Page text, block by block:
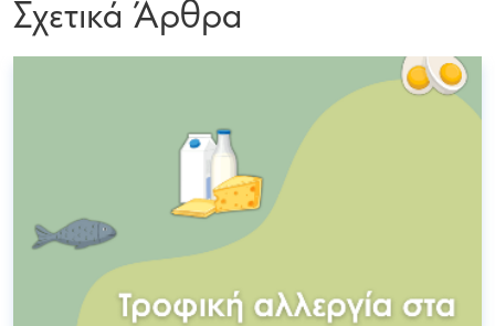
Σχετικά Άρθρα